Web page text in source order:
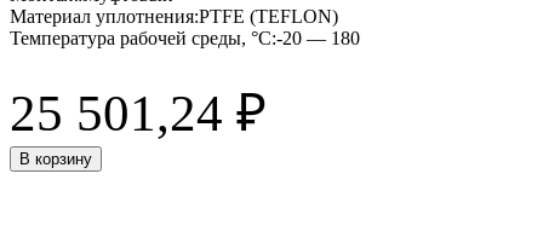
Материал уплотнения:PTFE (TEFLON)
Температура рабочей среды, °C:-20 — 180
25 501,24 ₽
В корзину